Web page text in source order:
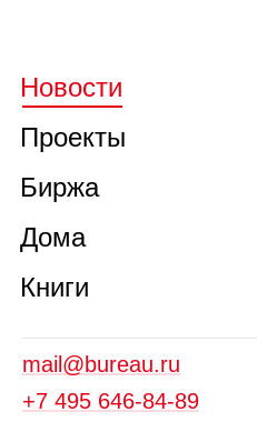
Новости
Проекты
Биржа
Дома
Книги
mail@bureau.ru
+7 495 646‑84‑89